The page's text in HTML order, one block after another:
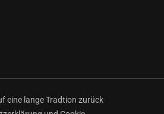
eine lange Tradtion zurück